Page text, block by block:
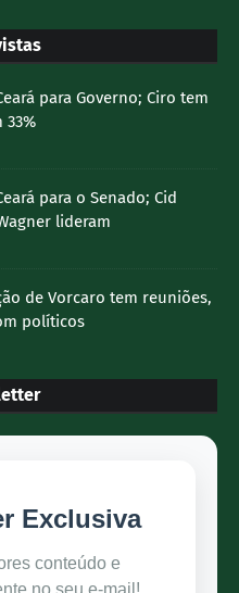
para Governo; Ciro tem
33%
para o Senado; Cid
lideram
de Vorcaro tem reuniões,
políticos